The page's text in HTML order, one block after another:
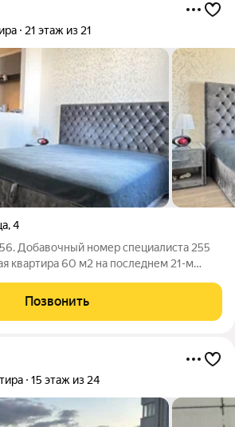
21 этаж из 21
,4
Добавочный номер специалиста 255
квартира 60 м2 на последнем 21-м
модный и презентабельный вариант с
Позвонить
15 этаж из 24